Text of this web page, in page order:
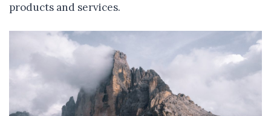
products and services.